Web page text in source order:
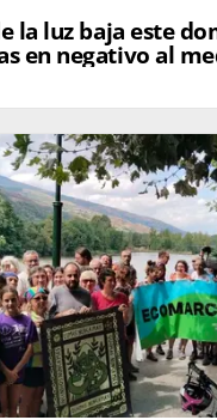
la luz baja este
en negativo al